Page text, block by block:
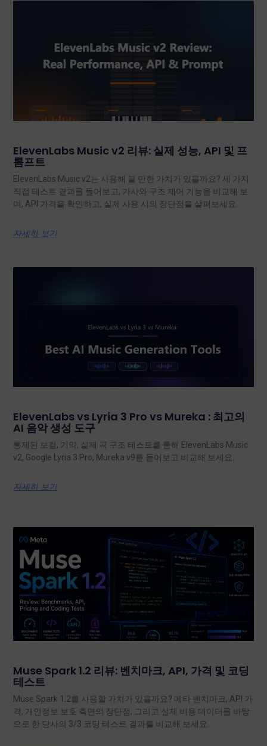
ElevenLabs Music v2 리뷰: 실제 성능, API 및 프
롬프트
ElevenLabs Music v2는 사용해 볼 만한 가치가 있을까요? 세 가지
직접 테스트 결과를 들어보고, 가사와 구조 제어 기능을 비교해 보
며, API 가격을 확인하고, 실제 사용 시의 장단점을 살펴보세요.
자세히 보기
ElevenLabs vs Lyria 3 Pro vs Mureka : 최고의
AI 음악 생성 도구
통제된 보컬, 기악, 실제 곡 구조 테스트를 통해 ElevenLabs Music
v2, Google Lyria 3 Pro, Mureka v9를 들어보고 비교해 보세요.
자세히 보기
Muse Spark 1.2 리뷰: 벤치마크, API, 가격 및 코딩
테스트
Muse Spark 1.2를 사용할 가치가 있을까요? 메타 벤치마크, API 가
격, 개인정보 보호 측면의 장단점, 그리고 실제 비용 데이터를 바탕
으로 한 당사의 3/3 코딩 테스트 결과를 비교해 보세요.